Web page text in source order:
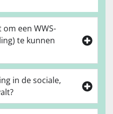
een WWS-
te kunnen
in de sociale,